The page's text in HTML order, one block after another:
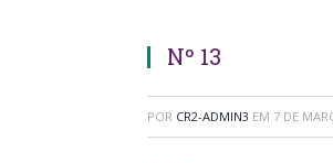
Nº 13
POR CR2-ADMIN3 EM 7 DE